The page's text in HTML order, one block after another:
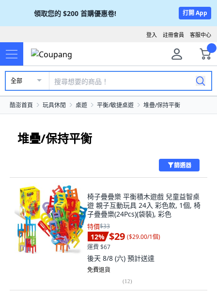
領取您的 $200 首購優惠卷! 打開 App
客服中心
註冊會員
登入
全部
酷澎首頁 玩具休閒 桌遊 平衡/敏捷桌遊 堆疊/保持平衡
堆疊/保持平衡
篩選器
椅子疊疊樂 平衡積木遊戲 兒童益智桌
遊 親子互動玩具 24入 彩色款, 1個, 椅
子疊疊樂(24Pcs)(袋裝), 彩色
特價$33
12% $29 ($29.00/1個)
運費 $67
後天 8/8 (六) 預計送達
免費退貨
(12)